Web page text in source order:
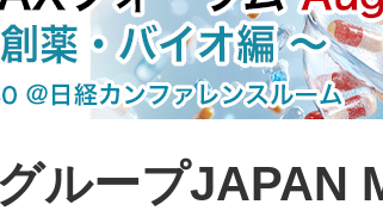
ループJAPAN